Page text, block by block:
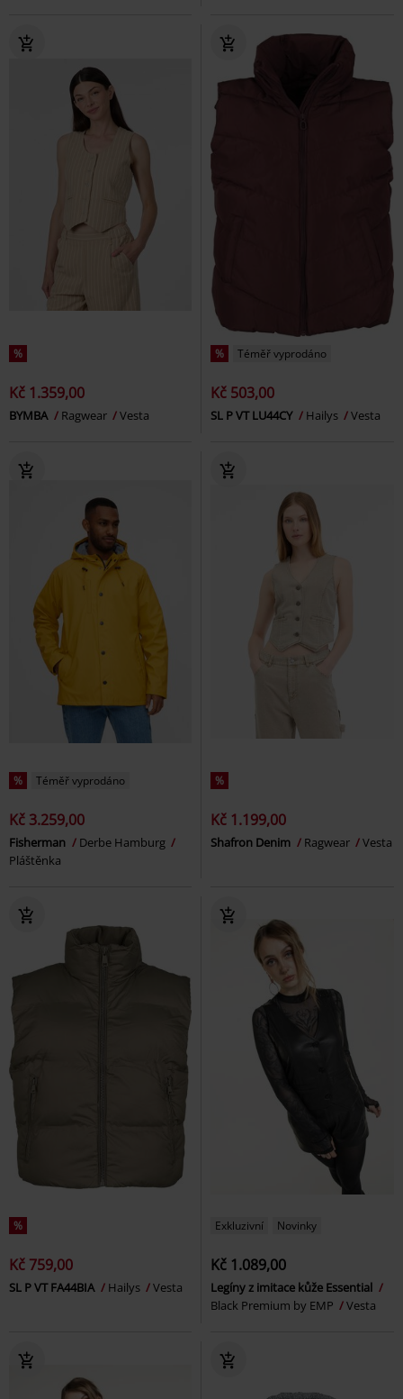
%
Kč 1.359,00
BYMBA Ragwear Vesta
% Téměř vyprodáno
Kč 503,00
SL P VT LU44CY Hailys Vesta
% Téměř vyprodáno
Kč 3.259,00
Fisherman
Derbe Hamburg
Pláštěnka
%
Kč 1.199,00
Shafron Denim Ragwear Vesta
%
Kč 759,00
SL P VT FA44BIA Hailys Vesta
Exkluzivní Novinky
Kč 1.089,00
Legíny z imitace kůže Essential
Black Premium by EMP
Vesta